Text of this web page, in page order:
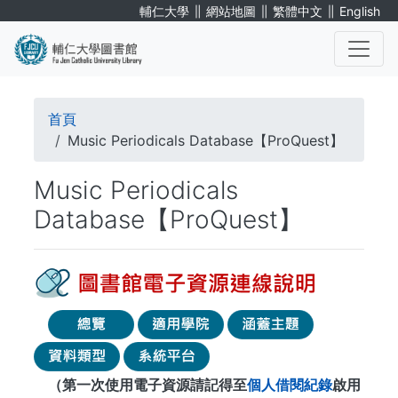
輔仁大學 ∥ 網站地圖 ∥ 繁體中文 ∥ English
導
航
連
結
首頁
Music Periodicals Database【ProQuest】
Music Periodicals
Database【ProQuest】
（第一次使用電子資源請記得至個人借閱紀錄啟用